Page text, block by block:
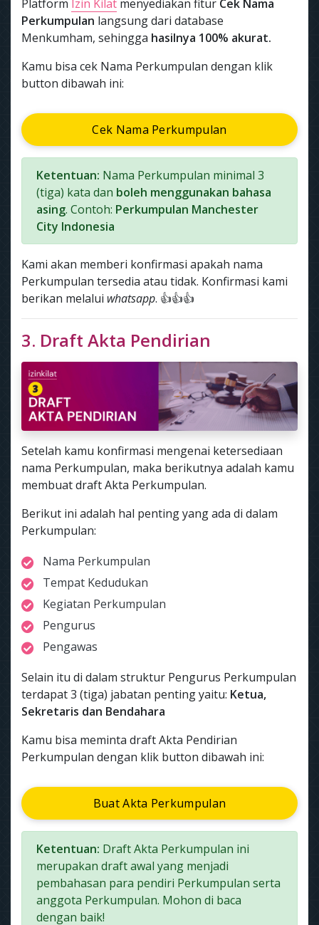
Platform Izin Kilat menyediakan fitur Cek Nama
Perkumpulan langsung dari database
Menkumham, sehingga hasilnya 100% akurat.
Kamu bisa cek Nama Perkumpulan dengan klik
button dibawah ini:
Cek Nama Perkumpulan
Ketentuan: Nama Perkumpulan minimal 3
(tiga) kata dan boleh menggunakan bahasa
asing. Contoh: Perkumpulan Manchester
City Indonesia
Kami akan memberi konfirmasi apakah nama
Perkumpulan tersedia atau tidak. Konfirmasi kami
berikan melalui whatsapp. 👍👍👍
3. Draft Akta Pendirian
Setelah kamu konfirmasi mengenai ketersediaan
nama Perkumpulan, maka berikutnya adalah kamu
membuat draft Akta Perkumpulan.
Berikut ini adalah hal penting yang ada di dalam
Perkumpulan:
Nama Perkumpulan
Tempat Kedudukan
Kegiatan Perkumpulan
Pengurus
Pengawas
Selain itu di dalam struktur Pengurus Perkumpulan
terdapat 3 (tiga) jabatan penting yaitu: Ketua,
Sekretaris dan Bendahara
Kamu bisa meminta draft Akta Pendirian
Perkumpulan dengan klik button dibawah ini:
Buat Akta Perkumpulan
Ketentuan: Draft Akta Perkumpulan ini
merupakan draft awal yang menjadi
pembahasan para pendiri Perkumpulan serta
anggota Perkumpulan. Mohon di baca
dengan baik!